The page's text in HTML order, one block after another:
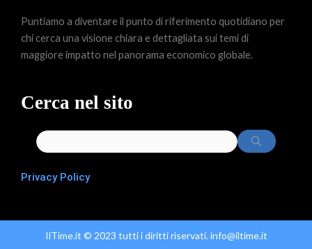
Puntiamo a diventare il punto di riferimento quotidiano per
chi cerca una visione chiara e dettagliata sui temi di
maggiore impatto nel panorama economico globale.
Cerca nel sito
Privacy Policy
IlTime.it © 2023 tutti i diritti riservati. info@iltime.it